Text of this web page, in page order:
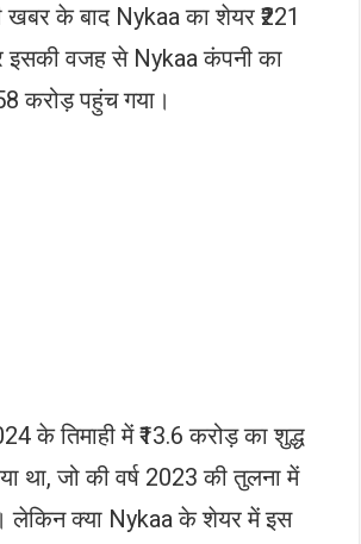
खबर के बाद Nykaa का शेयर ₹221
वजह से Nykaa कंपनी का
करोड़ पहुंच गया।
के तिमाही में ₹13.6 करोड़ का शुद्ध
था, जो की वर्ष 2023 की तुलना में
लेकिन क्या Nykaa के शेयर में इस